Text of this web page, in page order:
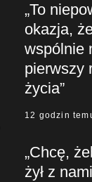
„To
okazja,
wspólnie
pierwszy
życia”
12 godzin
„Chcę,
żył z